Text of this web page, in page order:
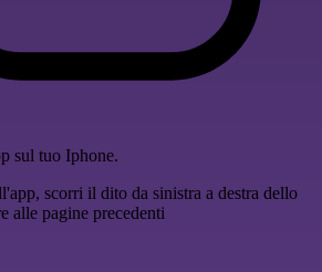
sul tuo Iphone.
scorri il dito da sinistra a destra dello
alle pagine precedenti